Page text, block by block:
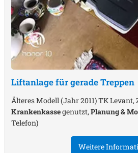
Liftanlage für gerade Treppen
Älteres Modell (Jahr 2011) TK Levant,
Krankenkassegenutzt,Planung &
Telefon)
Weitere